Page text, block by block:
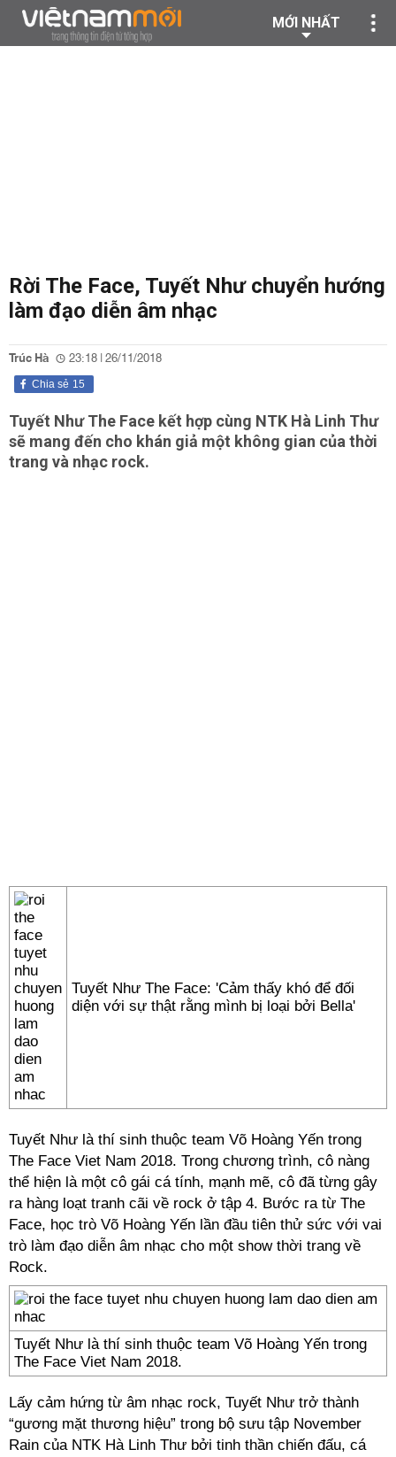
MỚI NHẤT
Rời The Face, Tuyết Như chuyển hướng
làm đạo diễn âm nhạc
Trúc Hà 23:18 | 26/11/2018
15
Chia sẻ
Tuyết Như The Face kết hợp cùng NTK Hà Linh Thư
sẽ mang đến cho khán giả một không gian của thời
trang và nhạc rock.
Tuyết Như The Face: 'Cảm thấy khó để đối
diện với sự thật rằng mình bị loại bởi Bella'
Tuyết Như là thí sinh thuộc team Võ Hoàng Yến trong
The Face Viet Nam 2018. Trong chương trình, cô nàng
thể hiện là một cô gái cá tính, mạnh mẽ, cô đã từng gây
ra hàng loạt tranh cãi về rock ở tập 4. Bước ra từ The
Face, học trò Võ Hoàng Yến lần đầu tiên thử sức với vai
trò làm đạo diễn âm nhạc cho một show thời trang về
Rock.
Tuyết Như là thí sinh thuộc team Võ Hoàng Yến trong
The Face Viet Nam 2018.
Lấy cảm hứng từ âm nhạc rock, Tuyết Như trở thành
“gương mặt thương hiệu” trong bộ sưu tập November
Rain của NTK Hà Linh Thư bởi tinh thần chiến đấu, cá